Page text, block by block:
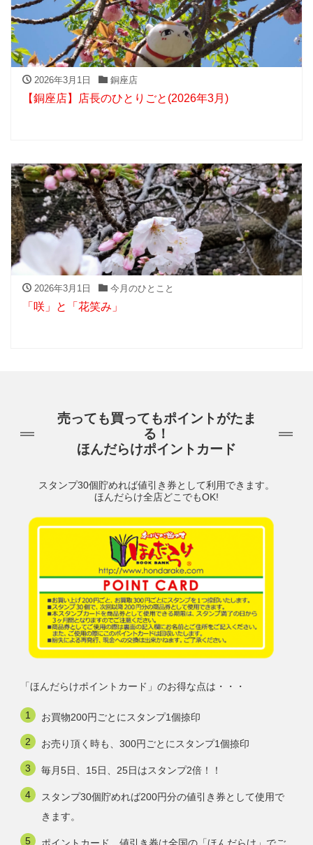
2026年3月1日 銅座店
【銅座店】店長のひとりごと(2026年3月)
2026年3月1日 今月のひとこと
「咲」と「花笑み」
売っても買ってもポイントがたま
る！
ほんだらけポイントカード
スタンプ30個貯めれば値引き券として利用できます。
ほんだらけ全店どこでもOK!
「ほんだらけポイントカード」のお得な点は・・・
お買物200円ごとにスタンプ1個捺印
お売り頂く時も、300円ごとにスタンプ1個捺印
毎月5日、15日、25日はスタンプ2倍！！
スタンプ30個貯めれば200円分の値引き券として使用で
きます。